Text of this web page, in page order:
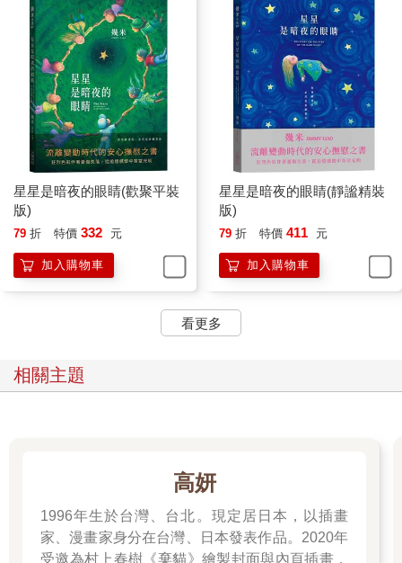
星星是暗夜的眼睛(歡聚平裝
版)
79 折 特價 332 元
加入購物車
星星是暗夜的眼睛(靜謐精裝
版)
79 折 特價 411 元
加入購物車
看更多
相關主題
高妍
1996年生於台灣、台北。現定居日本，以插畫
家、漫畫家身分在台灣、日本發表作品。2020年
受邀為村上春樹《棄貓》繪製封面與內頁插畫，